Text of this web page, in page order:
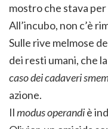
mostro che stava
All’incubo, non c’è
Sulle rive melmose
dei resti umani, che
caso dei cadaveri
azione.
Ilmodus operandiè